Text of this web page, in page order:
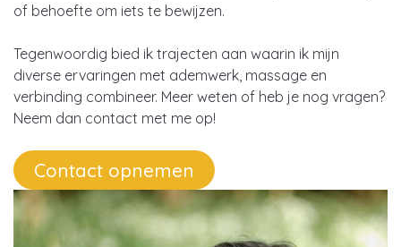
of behoefte om iets te bewijzen.
Tegenwoordig bied ik trajecten aan waarin ik mijn
diverse ervaringen met ademwerk, massage en
verbinding combineer. Meer weten of heb je nog vragen?
Neem dan contact met me op!
Contact opnemen